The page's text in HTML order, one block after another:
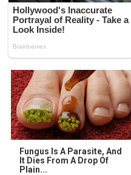
Fungus Is A Parasite, And
It Dies From A Drop Of
Plain...